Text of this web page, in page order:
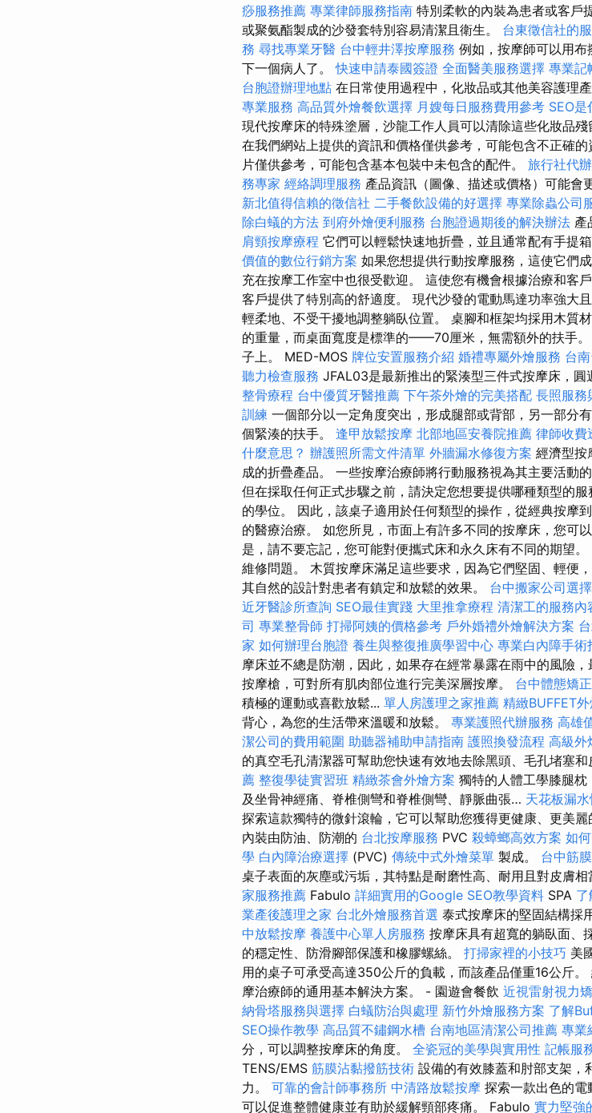
痧服務推薦 專業律師服務指南 特別柔軟的內裝為患者或客戶
或聚氨酯製成的沙發套特別容易清潔且衛生。 台東徵信社的
務 尋找專業牙醫 台中輕井澤按摩服務 例如，按摩師可以用
下一個病人了。快速申請泰國簽證 全面醫美服務選擇 專業記
台胞證辦理地點 在日常使用過程中，化妝品或其他美容護理
專業服務 高品質外燴餐飲選擇 月嫂每日服務費用參考 SEO是
現代按摩床的特殊塗層，沙龍工作人員可以清除這些化妝品
在我們網站上提供的資訊和價格僅供參考，可能包含不正確的
片僅供參考，可能包含基本包裝中未包含的配件。 旅行社代
務專家 經絡調理服務 產品資訊（圖像、描述或價格）可能會
新北值得信賴的徵信社 二手餐飲設備的好選擇 專業除蟲公司
除白蟻的方法 到府外燴便利服務 台胞證過期後的解決辦法 產
肩頸按摩療程 它們可以輕鬆快速地折疊，並且通常配有手提箱
價值的數位行銷方案 如果您想提供行動按摩服務，這使它們
充在按摩工作室中也很受歡迎。 這使您有機會根據治療和客
客戶提供了特別高的舒適度。 現代沙發的電動馬達功率強大
輕柔地、不受干擾地調整躺臥位置。 桌腳和框架均採用木
的重量，而桌面寬度是標準的——70厘米，無需額外的扶手
子上。 MED-MOS 牌位安置服務介紹 婚禮專屬外燴服務 台
聽力檢查服務 JFAL03是最新推出的緊湊型三件式按摩床，圓
整骨療程 台中優質牙醫推薦 下午茶外燴的完美搭配 長照服務
訓練 一個部分以一定角度突出，形成腿部或背部，另一部分
個緊湊的扶手。 逢甲放鬆按摩 北部地區安養院推薦 律師收費
什麼意思？ 辦護照所需文件清單 外牆漏水修復方案 經濟型按
成的折疊產品。 一些按摩治療師將行動服務視為其主要活動
但在採取任何正式步驟之前，請決定您想要提供哪種類型的
的學位。 因此，該桌子適用於任何類型的操作，從經典按摩
的醫療治療。 如您所見，市面上有許多不同的按摩床，您可
是，請不要忘記，您可能對便攜式床和永久床有不同的期望
維修問題。 木質按摩床滿足這些要求，因為它們堅固、輕
其自然的設計對患者有鎮定和放鬆的效果。 台中搬家公司選擇
近牙醫診所查詢 SEO最佳實踐 大里推拿療程 清潔工的服務內
司 專業整骨師 打掃阿姨的價格參考 戶外婚禮外燴解決方案
家 如何辦理台胞證 養生與整復推廣學習中心 專業白內障手術
摩床並不總是防潮，因此，如果存在經常暴露在雨中的風險
按摩槍，可對所有肌肉部位進行完美深層按摩。 台中體態矯
積極的運動或喜歡放鬆... 單人房護理之家推薦 精緻BUFFET
背心，為您的生活帶來溫暖和放鬆。 專業護照代辦服務 高雄
潔公司的費用範圍 助聽器補助申請指南 護照換發流程 高級外
的真空毛孔清潔器可幫助您快速有效地去除黑頭、毛孔堵塞和
薦 整復學徒實習班 精緻茶會外燴方案 獨特的人體工學膝腿
及坐骨神經痛、脊椎側彎和脊椎側彎、靜脈曲張… 天花板漏
探索這款獨特的微針滾輪，它可以幫助您獲得更健康、更美麗
內裝由防油、防潮的 台北按摩服務 PVC 殺蟑螂高效方案 如
學 白內障治療選擇 (PVC) 傳統中式外燴菜單 製成。 台中筋
桌子表面的灰塵或污垢，其特點是耐磨性高、耐用且對皮膚相
家服務推薦 Fabulo 詳細實用的Google SEO教學資料 SPA
業產後護理之家 台北外燴服務首選 泰式按摩床的堅固結構採
中放鬆按摩 養護中心單人房服務 按摩床具有超寬的躺臥面、
的穩定性、防滑腳部保護和橡膠螺絲。 打掃家裡的小技巧 美
用的桌子可承受高達350公斤的負載，而該產品僅重16公斤
摩治療師的通用基本解決方案。 - 園遊會餐飲 近視雷射視力
納骨塔服務與選擇 白蟻防治與處理 新竹外燴服務方案 了解
SEO操作教學 高品質不鏽鋼水槽 台南地區清潔公司推薦 專業
分，可以調整按摩床的角度。 全瓷冠的美學與實用性 記帳服
TENS/EMS 筋膜沾黏撥筋技術 設備的有效膝蓋和肘部支架，
力。 可靠的會計師事務所 中清路放鬆按摩 探索一款出色的電
可以促進整體健康並有助於緩解頸部疼痛。 Fabulo 實力堅強